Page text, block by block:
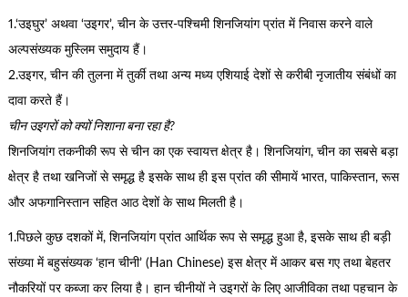
1.‘उइघुर’ अथवा ‘उइगर’, चीन के उत्तर-पश्चिमी शिनजियांग प्रांत में निवास करने वाले
अल्पसंख्यक मुस्लिम समुदाय हैं।
2.उइगर, चीन की तुलना में तुर्की तथा अन्य मध्य एशियाई देशों से करीबी नृजातीय संबंधों का
दावा करते हैं।
चीन उइगरों को क्यों निशाना बना रहा है?
शिनजियांग तकनीकी रूप से चीन का एक स्वायत्त क्षेत्र है। शिनजियांग, चीन का सबसे बड़ा
क्षेत्र है तथा खनिजों से समृद्ध है इसके साथ ही इस प्रांत की सीमायें भारत, पाकिस्तान, रूस
और अफगानिस्तान सहित आठ देशों के साथ मिलती है।
1.पिछले कुछ दशकों में, शिनजियांग प्रांत आर्थिक रूप से समृद्ध हुआ है, इसके साथ ही बड़ी
संख्या में बहुसंख्यक ‘हान चीनी’ (Han Chinese) इस क्षेत्र में आकर बस गए तथा बेहतर
नौकरियों पर कब्जा कर लिया है। हान चीनीयों ने उइगरों के लिए आजीविका तथा पहचान के